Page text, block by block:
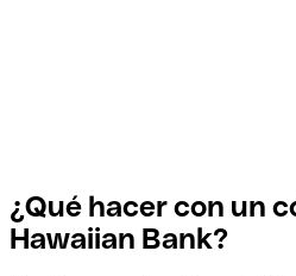
¿Qué hacer con un
Hawaiian Bank?